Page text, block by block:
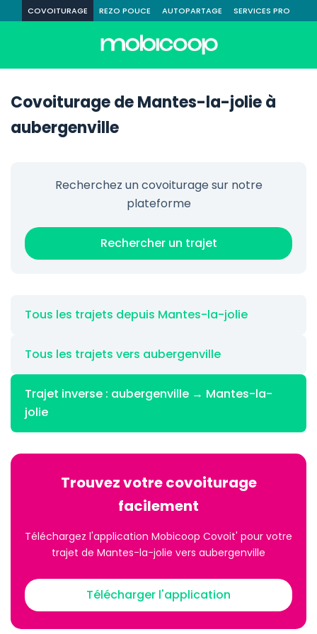
COVOITURAGE REZO POUCE AUTOPARTAGE SERVICES PRO
Covoiturage de Mantes-la-jolie à
aubergenville
Recherchez un covoiturage sur notre
plateforme
Rechercher un trajet
Tous les trajets depuis Mantes-la-jolie
Tous les trajets vers aubergenville
Trajet inverse : aubergenville → Mantes-la-
jolie
Trouvez votre covoiturage
facilement
Téléchargez l'application Mobicoop Covoit' pour votre
trajet de Mantes-la-jolie vers aubergenville
Télécharger l'application